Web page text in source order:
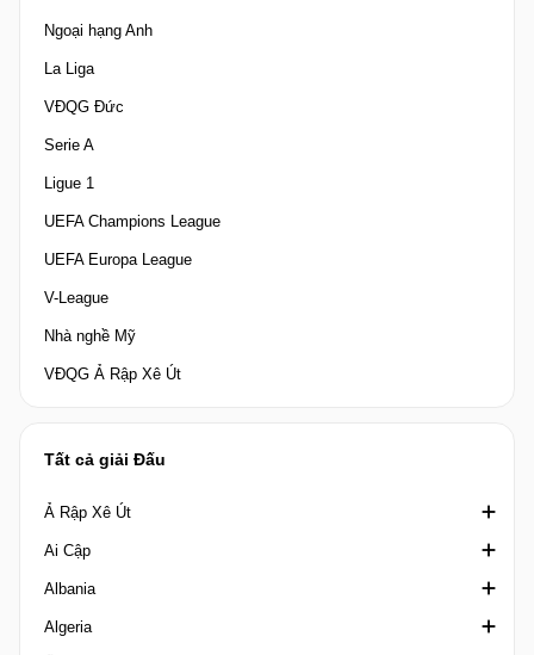
Ngoại hạng Anh
La Liga
VĐQG Đức
Serie A
Ligue 1
UEFA Champions League
UEFA Europa League
V-League
Nhà nghề Mỹ
VĐQG Ả Rập Xê Út
Tất cả giải Đấu
Ả Rập Xê Út
Crown Prince Cup Saudi Arabia
Division 1 Saudi Arabia
King's Cup Saudi Arabia
Ai Cập
Cúp quốc gia Ai Cập
Cúp Liên đoàn Ai Cập
Albania
1st Division Albania
Algeria